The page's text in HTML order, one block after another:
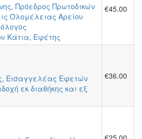
Πρόεδρος Πρωτοδικών
Ολομέλειας Αρείου
Κάτια, Εφέτης
€45.00
Εισαγγελέας Εφετών
εκ διαθήκης και εξ
€36.00